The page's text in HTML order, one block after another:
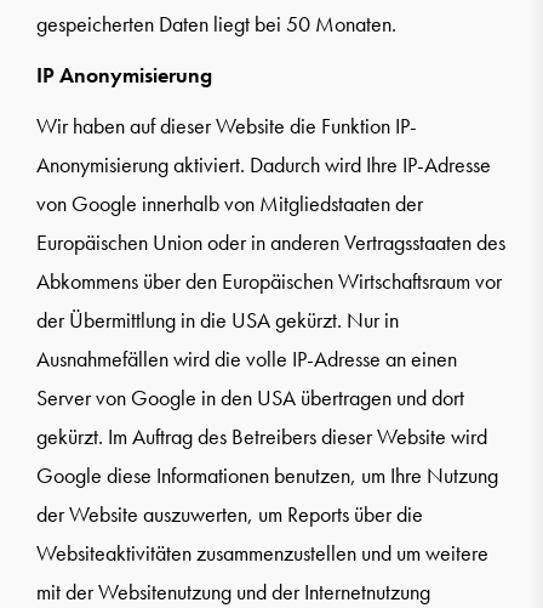
gespeicherten Daten liegt bei 50 Monaten.
IP Anonymisierung
Wir haben auf dieser Website die Funktion IP-
Anonymisierung aktiviert. Dadurch wird Ihre IP-Adresse
von Google innerhalb von Mitgliedstaaten der
Europäischen Union oder in anderen Vertragsstaaten des
Abkommens über den Europäischen Wirtschaftsraum vor
der Übermittlung in die USA gekürzt. Nur in
Ausnahmefällen wird die volle IP-Adresse an einen
Server von Google in den USA übertragen und dort
gekürzt. Im Auftrag des Betreibers dieser Website wird
Google diese Informationen benutzen, um Ihre Nutzung
der Website auszuwerten, um Reports über die
Websiteaktivitäten zusammenzustellen und um weitere
mit der Websitenutzung und der Internetnutzung